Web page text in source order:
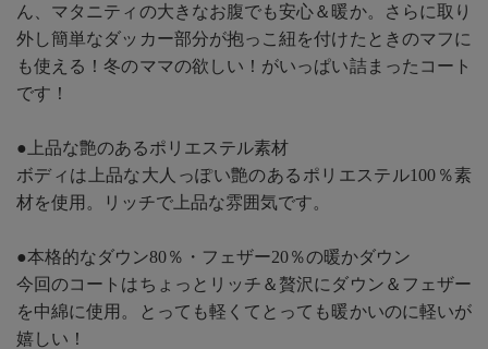
ん、マタニティの大きなお腹でも安心＆暖か。さらに取り
外し簡単なダッカー部分が抱っこ紐を付けたときのマフに
も使える！冬のママの欲しい！がいっぱい詰まったコート
です！
●上品な艶のあるポリエステル素材
ボディは上品な大人っぽい艶のあるポリエステル100％素
材を使用。リッチで上品な雰囲気です。
●本格的なダウン80％・フェザー20％の暖かダウン
今回のコートはちょっとリッチ＆贅沢にダウン＆フェザー
を中綿に使用。とっても軽くてとっても暖かいのに軽いが
嬉しい！